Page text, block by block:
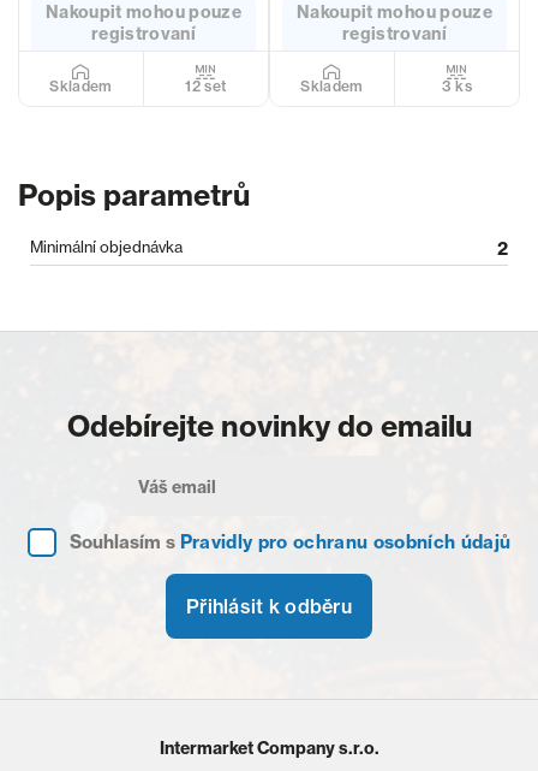
Nakoupit mohou pouze
registrovaní
Skladem 12 set
Nakoupit mohou pouze
registrovaní
Skladem 3 ks
Popis parametrů
Minimální objednávka 2
Odebírejte novinky do emailu
Souhlasím s Pravidly pro ochranu osobních údajů
Přihlásit k odběru
Intermarket Company s.r.o.